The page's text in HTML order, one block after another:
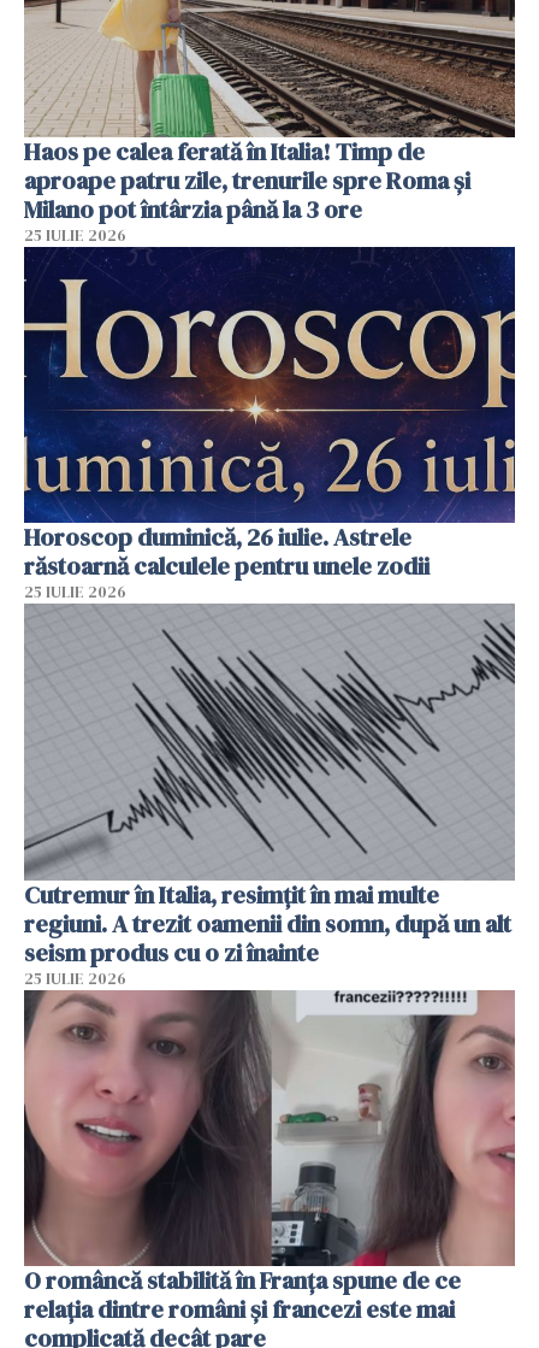
Haos pe calea ferată în Italia! Timp de
aproape patru zile, trenurile spre Roma și
Milano pot întârzia până la 3 ore
25 IULIE 2026
Horoscop duminică, 26 iulie. Astrele
răstoarnă calculele pentru unele zodii
25 IULIE 2026
Cutremur în Italia, resimțit în mai multe
regiuni. A trezit oamenii din somn, după un alt
seism produs cu o zi înainte
25 IULIE 2026
O româncă stabilită în Franța spune de ce
relația dintre români și francezi este mai
complicată decât pare